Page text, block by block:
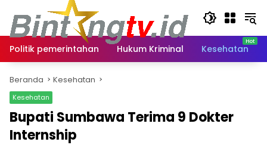
konten
Politik pemerintahan
Hukum Kriminal Kesehatan
Beranda Kesehatan
Kesehatan
Bupati Sumbawa Terima 9 Dokter
Internship